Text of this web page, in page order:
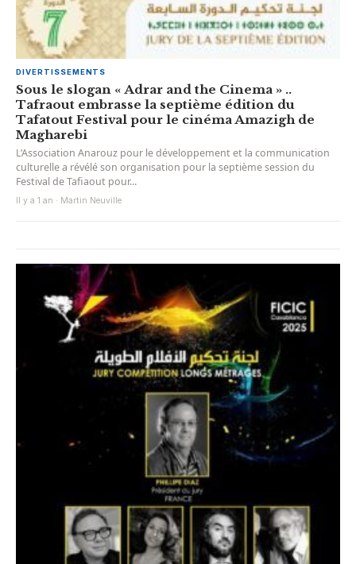
DIVERTISSEMENTS
Sous le slogan « Adrar and the Cinema » ..
Tafraout embrasse la septième édition du
Tafatout Festival pour le cinéma Amazigh de
Magharebi
L’Association Anarouz pour le développement et la communication
culturelle a révélé son organisation pour la septième session du
Festival de Tafiaout pour...
Il y a 1 an · Martin Neuville